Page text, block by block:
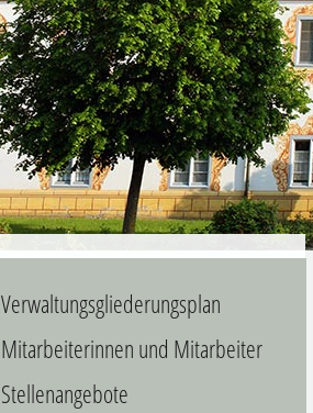
Verwaltungsgliederungsplan
Mitarbeiterinnen und Mitarbeiter
Stellenangebote